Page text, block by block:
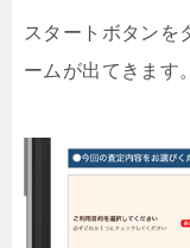
スタートボタンを
ームが出てきます。